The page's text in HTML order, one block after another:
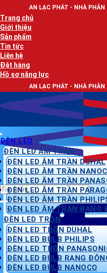
qua
nội
dung
- NHÀ PHÂN PHỐI THIẾT BỊ
Trang chủ
Giới thiệu
Sản phẩm
Tin tức
Liên hệ
Đặt hàng
Hồ sơ năng lực
- NHÀ PHÂN PHỐI THIẾT BỊ
Tìm
kiếm:
ĐÈN LED
ĐÈN LED ÂM TRẦN
ĐÈN LED ÂM TRẦN DUHAL
ĐÈN LED ÂM TRẦN
ĐÈN LED ÂM TRẦN
ĐÈN LED ÂM TRẦN
ĐÈN LED ÂM TRẦN
ĐÈN LED ÂM TRẦN RẠNG
ĐÈN LED TRÒN
ĐÈN LED TRÒN DUHAL
ĐÈN LED BULB PHILIPS
ĐÈN LED TRÒN
ĐÈN LED BULB RẠNG
ĐÈN LED BULB NANOCO